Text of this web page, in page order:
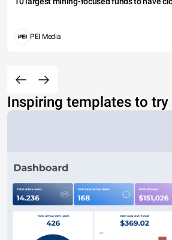
PEI Media
Inspiring templates to try